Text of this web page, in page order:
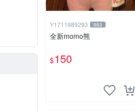
Y1711989293 883
全新momo熊
$150